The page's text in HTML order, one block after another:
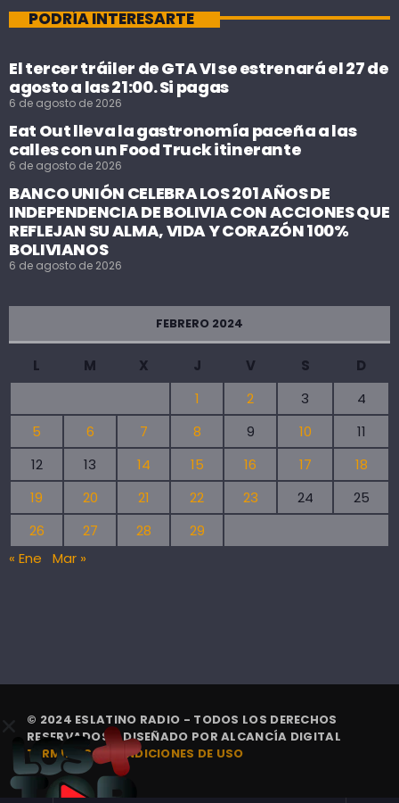
PODRÍA INTERESARTE
El tercer tráiler de GTA VI se estrenará el 27 de
agosto a las 21:00. Si pagas
6 de agosto de 2026
Eat Out lleva la gastronomía paceña a las
calles con un Food Truck itinerante
6 de agosto de 2026
BANCO UNIÓN CELEBRA LOS 201 AÑOS DE
INDEPENDENCIA DE BOLIVIA CON ACCIONES QUE
REFLEJAN SU ALMA, VIDA Y CORAZÓN 100%
BOLIVIANOS
6 de agosto de 2026
FEBRERO 2024
L M X J V S
D
1
2 3
4
5
6 7 8 9 10
11
12
13 14 15 16 17
18
19
20 21 22 23 24
25
26
27 28
29
« Ene
Mar »
© 2024 ESLATINO RADIO - TODOS LOS DERECHOS
RESERVADOS. | DISEÑADO PORALCANCÍA DIGITAL
TÉRMINOS Y CONDICIONES DE USO